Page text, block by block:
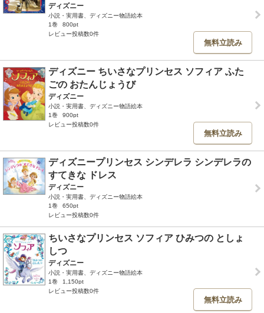
ディズニー
小説・実用書、ディズニー物語絵本
1巻
800pt
レビュー投稿数0件
無料立読み
ディズニー ちいさなプリンセス ソフィア ふた
ごの おたんじょうび
ディズニー
小説・実用書、ディズニー物語絵本
1巻
900pt
レビュー投稿数0件
無料立読み
ディズニープリンセス シンデレラ シンデレラの
すてきな ドレス
ディズニー
小説・実用書、ディズニー物語絵本
1巻
650pt
レビュー投稿数0件
ちいさなプリンセス ソフィア ひみつの としょ
しつ
ディズニー
小説・実用書、ディズニー物語絵本
1巻
1,150pt
レビュー投稿数0件
無料立読み